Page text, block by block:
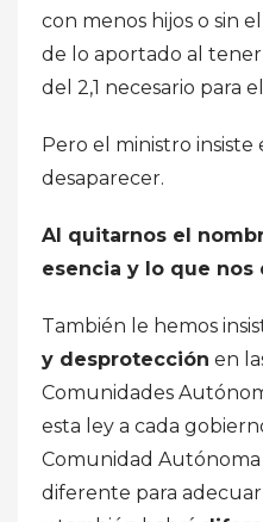
con menos hijos o sin
de lo aportado al
del 2,1 necesario para
Pero el ministro insiste
desaparecer.
Al quitarnos el
esencia y lo que nos
También le hemos
y desprotección en
Comunidades
esta ley a cada
Comunidad
diferente para